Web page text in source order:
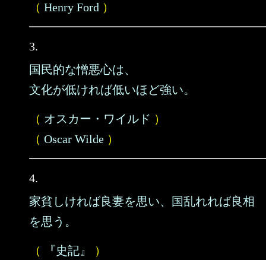
（ Henry Ford ）
3.
国民的な憎悪心は、
文化が低ければ低いほど強い。
（ オスカー・ワイルド ）
（ Oscar Wilde ）
4.
家貧しければ良妻を思い、国乱れれば良相
を思う。
（ 『史記』
）